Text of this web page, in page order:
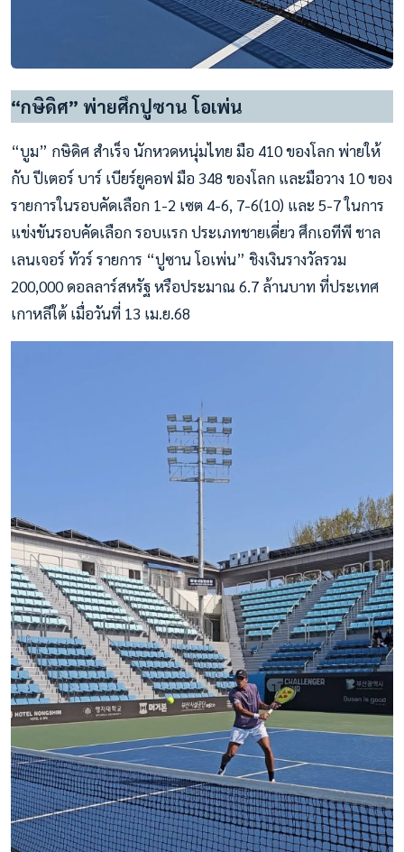
“กษิดิศ” พ่ายศึกปูซาน โอเพ่น
“บูม” กษิดิศ สำเร็จ นักหวดหนุ่มไทย มือ 410 ของโลก พ่ายให้
กับ ปีเตอร์ บาร์ เบียร์ยูคอฟ มือ 348 ของโลก และมือวาง 10 ของ
รายการในรอบคัดเลือก 1-2 เซต 4-6, 7-6(10) และ 5-7 ในการ
แข่งขันรอบคัดเลือก รอบแรก ประเภทชายเดี่ยว ศึกเอทีพี ชาล
เลนเจอร์ ทัวร์ รายการ “ปูซาน โอเพ่น” ชิงเงินรางวัลรวม
200,000 ดอลลาร์สหรัฐ หรือประมาณ 6.7 ล้านบาท ที่ประเทศ
เกาหลีใต้ เมื่อวันที่ 13 เม.ย.68